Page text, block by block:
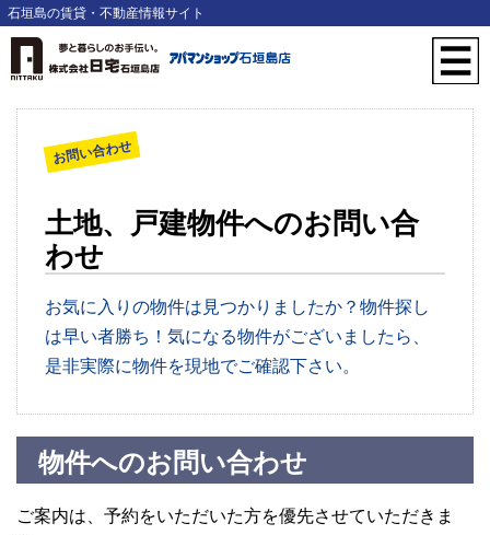
石垣島の賃貸・不動産情報サイト
お問い合わせ
土地、戸建物件へのお問い合
わせ
お気に入りの物件は見つかりましたか？物件探し
は早い者勝ち！気になる物件がございましたら、
是非実際に物件を現地でご確認下さい。
物件へのお問い合わせ
ご案内は、予約をいただいた方を優先させていただきま